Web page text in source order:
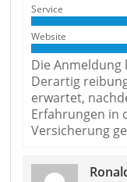
Service
Website
Die Anmeldung
Derartig
erwartet,
Erfahrungen in
Versicherung